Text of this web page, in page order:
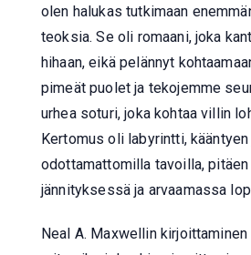
olen halukas tutkimaan
teoksia. Se oli romaani, joka
hihaan, eikä pelännyt
pimeät puolet ja tekojemme
urhea soturi, joka kohtaa villin
Kertomus oli labyrintti, kääntyen
odottamattomilla tavoilla, pitäen
jännityksessä ja arvaamassa
Neal A. Maxwellin